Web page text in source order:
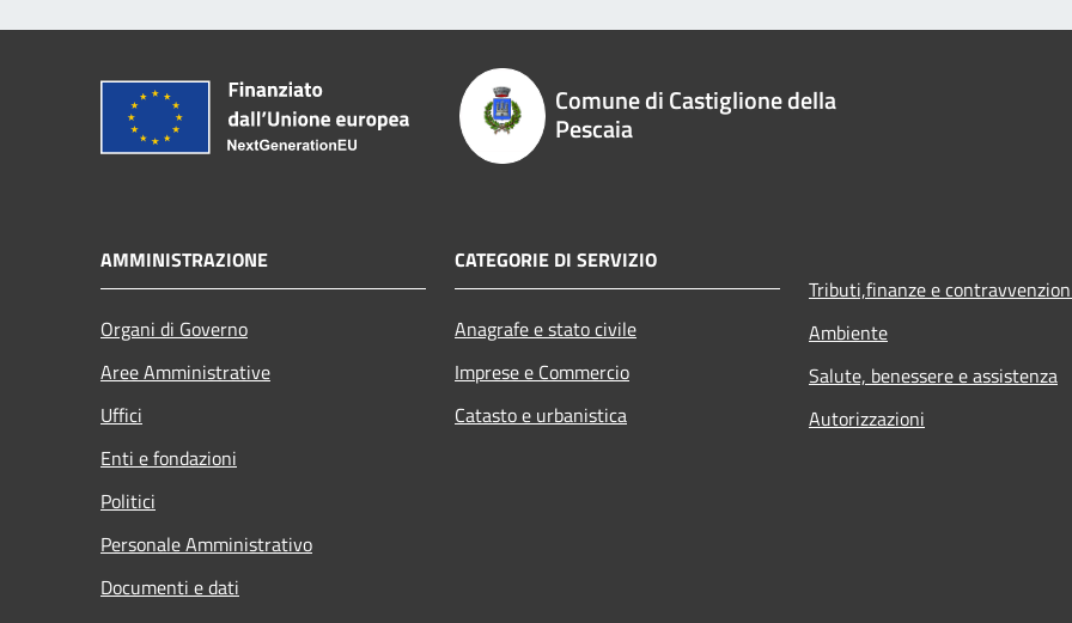
Comune di Castiglione della
Pescaia
AMMINISTRAZIONE
Organi di Governo
Aree Amministrative
Uffici
Enti e fondazioni
Politici
Personale Amministrativo
Documenti e dati
CATEGORIE DI SERVIZIO
Anagrafe e stato civile
Imprese e Commercio
Catasto e urbanistica
Tributi,finanze e
Ambiente
Salute, benessere e assistenza
Autorizzazioni